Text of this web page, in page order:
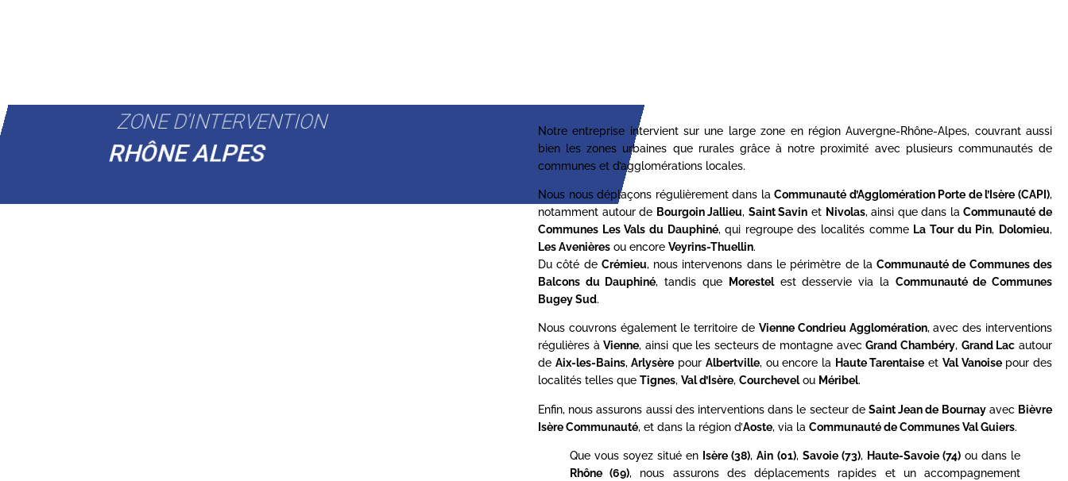
ZONE D'INTERVENTION
RHÔNE ALPES
Notre entreprise intervient sur une large zone en région Auvergne-Rhône-Alpes, couvrant aussi
bien les zones urbaines que rurales grâce à notre proximité avec plusieurs communautés de
communes et d’agglomérations locales.
Nous nous déplaçons régulièrement dans laCommunauté d’Agglomération Porte de l’Isère (CAPI),
notamment autour de Bourgoin Jallieu, Saint Savin et Nivolas, ainsi que dans laCommunauté de
Communes Les Vals du Dauphiné, qui regroupe des localités comme La Tour du Pin, Dolomieu,
Les Avenièresou encore Veyrins-Thuellin.
Du côté de Crémieu, nous intervenons dans le périmètre de laCommunauté de Communes des
Balcons du Dauphiné, tandis que Morestelest desservie via la Communauté de Communes
Bugey Sud.
Nous couvrons également le territoire de Vienne Condrieu Agglomération, avec des interventions
régulières àVienne, ainsi que les secteurs de montagne avecGrand Chambéry, Grand Lac autour
de Aix-les-Bains,Arlysère pour Albertville, ou encore la Haute Tarentaise et Val Vanoisepour des
localités telles que Tignes, Val d’Isère, Courchevelou Méribel.
Enfin, nous assurons aussi des interventions dans le secteur de Saint Jean de Bournayavec Bièvre
Isère Communauté, et dans la région d’Aoste, via la Communauté de Communes Val Guiers.
Que vous soyez situé en Isère (38),Ain (01), Savoie (73), Haute-Savoie (74)ou dans le
Rhône (69), nous assurons des déplacements rapides et un accompagnement